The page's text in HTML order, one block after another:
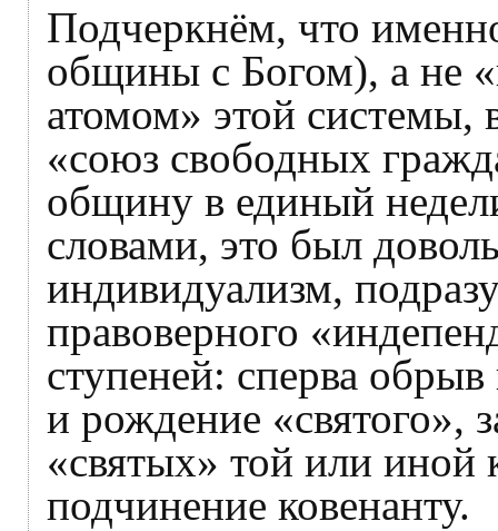
Подчеркнём, что
общины с Богом), а не
атомом» этой системы,
«союз свободных
общину в единый
словами, это был
индивидуализм,
правоверного
ступеней: сперва
и рождение «святого»,
«святых» той или иной
подчинение ковенанту.